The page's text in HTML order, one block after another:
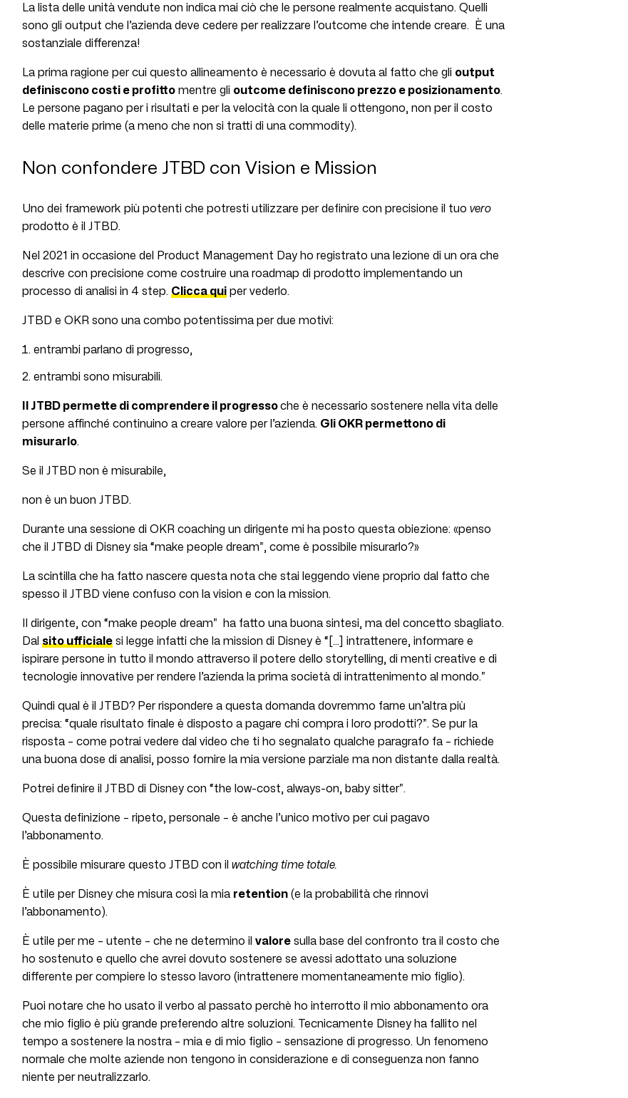
La lista delle unità vendute non indica mai ciò che le persone realmente acquistano. Quelli
sono gli output che l’azienda deve cedere per realizzare l’outcome che intende creare. È una
sostanziale differenza!
La prima ragione per cui questo allineamento è necessario è dovuta al fatto che gli output
definiscono costi e profitto mentre gli outcome definiscono prezzo e posizionamento.
Le persone pagano per i risultati e per la velocità con la quale li ottengono, non per il costo
delle materie prime (a meno che non si tratti di una commodity).
Non confondere JTBD con Vision e Mission
Uno dei framework più potenti che potresti utilizzare per definire con precisione il tuo vero
prodotto è il JTBD.
Nel 2021 in occasione del Product Management Day ho registrato una lezione di un ora che
descrive con precisione come costruire una roadmap di prodotto implementando un
processo di analisi in 4 step. Clicca qui per vederlo.
JTBD e OKR sono una combo potentissima per due motivi:
entrambi parlano di progresso,
entrambi sono misurabili.
Il JTBD permette di comprendere il progressoche è necessario sostenere nella vita delle
persone affinché continuino a creare valore per l’azienda. Gli OKR permettono di
misurarlo.
Se il JTBD non è misurabile,
non è un buon JTBD.
Durante una sessione di OKR coaching un dirigente mi ha posto questa obiezione: «penso
che il JTBD di Disney sia “make people dream”, come è possibile misurarlo?»
La scintilla che ha fatto nascere questa nota che stai leggendo viene proprio dal fatto che
spesso il JTBD viene confuso con la vision e con la mission.
Il dirigente, con “make people dream” ha fatto una buona sintesi, ma del concetto sbagliato.
Dal sito ufficiale si legge infatti che la mission di Disney è “[…] intrattenere, informare e
ispirare persone in tutto il mondo attraverso il potere dello storytelling, di menti creative e di
tecnologie innovative per rendere l’azienda la prima società di intrattenimento al mondo.”
Quindi qual è il JTBD? Per rispondere a questa domanda dovremmo farne un’altra più
precisa: “quale risultato finale è disposto a pagare chi compra i loro prodotti?”. Se pur la
risposta – come potrai vedere dal video che ti ho segnalato qualche paragrafo fa – richiede
una buona dose di analisi, posso fornire la mia versione parziale ma non distante dalla realtà.
Potrei definire il JTBD di Disney con “the low-cost, always-on, baby sitter”.
Questa definizione – ripeto, personale – è anche l’unico motivo per cui pagavo
l’abbonamento.
È possibile misurare questo JTBD con il watching time totale.
È utile per Disney che misura così la mia retention (e la probabilità che rinnovi
l’abbonamento).
È utile per me – utente – che ne determino il valore sulla base del confronto tra il costo che
ho sostenuto e quello che avrei dovuto sostenere se avessi adottato una soluzione
differente per compiere lo stesso lavoro (intrattenere momentaneamente mio figlio).
Puoi notare che ho usato il verbo al passato perchè ho interrotto il mio abbonamento ora
che mio figlio è più grande preferendo altre soluzioni. Tecnicamente Disney ha fallito nel
tempo a sostenere la nostra – mia e di mio figlio – sensazione di progresso. Un fenomeno
normale che molte aziende non tengono in considerazione e di conseguenza non fanno
niente per neutralizzarlo.